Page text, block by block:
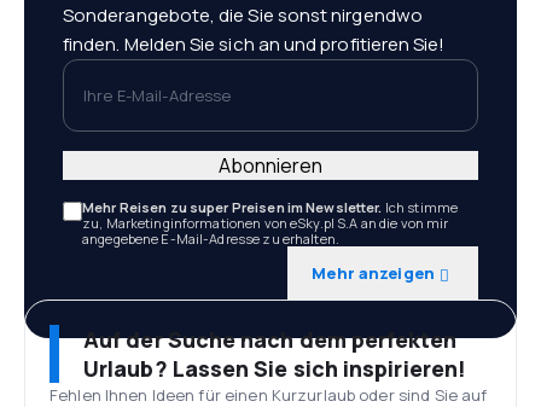
Sonderangebote, die Sie sonst nirgendwo
finden. Melden Sie sich an und profitieren Sie!
Ihre E-Mail-Adresse
Mehr Reisen zu super Preisen im Newsletter. Ich stimme
zu, Marketinginformationen von eSky.pl S.A an die von mir
angegebene E-Mail-Adresse zu erhalten.
Mehr anzeigen
Abonnieren
Auf der Suche nach dem perfekten
Urlaub? Lassen Sie sich inspirieren!
Fehlen Ihnen Ideen für einen Kurzurlaub oder sind Sie auf